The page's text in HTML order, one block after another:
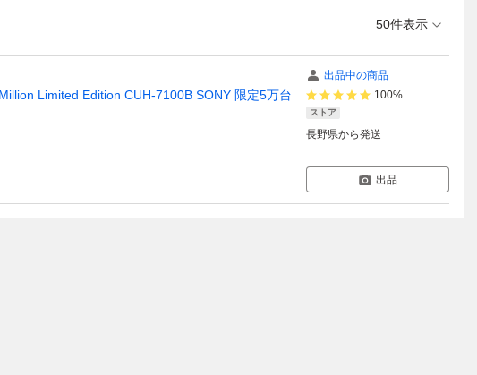
50件表示
Limited Edition CUH-7100B SONY 限定5万台
出品中の商品
100%
ストア
長野県から発送
出品